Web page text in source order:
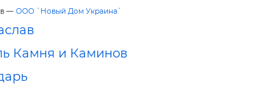
— ООО `Новый Дом Украина`
Камня и Каминов